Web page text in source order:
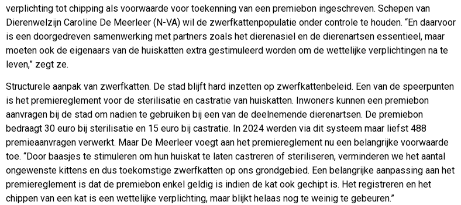
verplichting tot chipping als voorwaarde voor toekenning van een premiebon ingeschreven. Schepen van
Dierenwelzijn Caroline De Meerleer (N-VA) wil de zwerfkattenpopulatie onder controle te houden. “En daarvoor
is een doorgedreven samenwerking met partners zoals het dierenasiel en de dierenartsen essentieel, maar
moeten ook de eigenaars van de huiskatten extra gestimuleerd worden om de wettelijke verplichtingen na te
leven,” zegt ze.
Structurele aanpak van zwerfkatten. De stad blijft hard inzetten op zwerfkattenbeleid. Een van de speerpunten
is het premiereglement voor de sterilisatie en castratie van huiskatten. Inwoners kunnen een premiebon
aanvragen bij de stad om nadien te gebruiken bij een van de deelnemende dierenartsen. De premiebon
bedraagt 30 euro bij sterilisatie en 15 euro bij castratie. In 2024 werden via dit systeem maar liefst 488
premieaanvragen verwerkt. Maar De Meerleer voegt aan het premiereglement nu een belangrijke voorwaarde
toe. “Door baasjes te stimuleren om hun huiskat te laten castreren of steriliseren, verminderen we het aantal
ongewenste kittens en dus toekomstige zwerfkatten op ons grondgebied. Een belangrijke aanpassing aan het
premiereglement is dat de premiebon enkel geldig is indien de kat ook gechipt is. Het registreren en het
chippen van een kat is een wettelijke verplichting, maar blijkt helaas nog te weinig te gebeuren.”